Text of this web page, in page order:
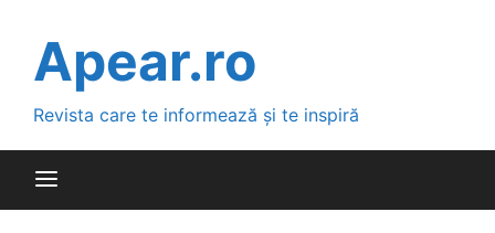
contentApear.ro
Revista care te informează și te inspiră